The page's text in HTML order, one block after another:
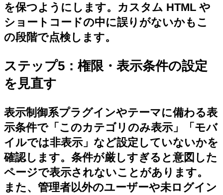
を保つようにします。カスタム HTML や
ショートコードの中に誤りがないかもこ
の段階で点検します。
ステップ5：権限・表示条件の設定
を見直す
表示制御系プラグインやテーマに備わる表
示条件で「このカテゴリのみ表示」「モバ
イルでは非表示」など設定していないかを
確認します。条件が厳しすぎると意図した
ページで表示されないことがあります。
また、管理者以外のユーザーや未ログイン